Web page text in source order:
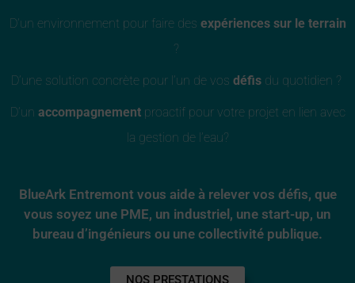
D’un environnement pour faire des expériences sur le terrain
?
D’une solution concrète pour l’un de vos défisdu quotidien ?
D’un accompagnementproactif pour votre projet en lien avec
la gestion de l’eau?
BlueArk Entremont vous aide à relever vos défis, que
vous soyez une PME, un industriel, une start-up, un
bureau d’ingénieurs ou une collectivité publique.
NOS PRESTATIONS